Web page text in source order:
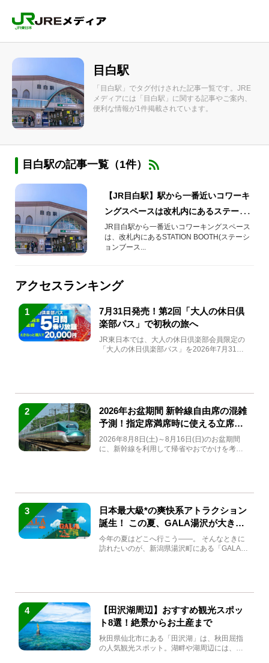
目白駅
「目白駅」でタグ付けされた記事一覧です。JRE
メディアには「目白駅」に関する記事やご案内、
便利な情報が1件掲載されています。
目白駅の記事一覧（1件）
【JR目白駅】駅から一番近いコワーキ
ングスペースは改札内にあるステーシ
ョンブース！
JR目白駅から一番近いコワーキングスペース
は、改札内にあるSTATION BOOTH(ステーシ
ョンブース...
アクセスランキング
1
7月31日発売！第2回「大人の休日倶
楽部パス」で初秋の旅へ
JR東日本では、大人の休日倶楽部会員限定の
「大人の休日倶楽部パス」を2026年7月31日
2
2026年お盆期間 新幹線自由席の混雑
予測！指定席満席時に使える立席特
急券も解説
2026年8月8日(土)～8月16日(日)のお盆期間
に、新幹線を利用して帰省やおでかけを考え
3
日本最大級*の爽快系アトラクション
誕生！ この夏、GALA湯沢が大きく
生まれ変わる
今年の夏はどこへ行こう――。 そんなときに
訪れたいのが、新潟県湯沢町にある「GALA湯
4
【田沢湖周辺】おすすめ観光スポッ
ト8選！絶景からお土産まで
秋田県仙北市にある「田沢湖」は、秋田屈指
の人気観光スポット。湖畔や湖周辺には、田